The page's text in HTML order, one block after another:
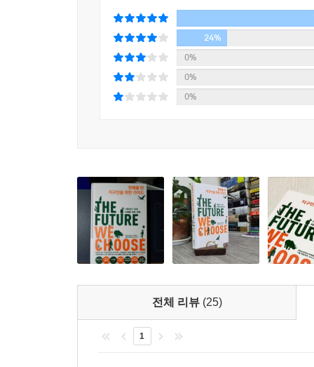
--- p.136, 「8장 우리가 해야 할 일」 중에서
하지만 패션산업은 탄소 발자국carbon footprint,
으키는 산업으로, 온실가스 배출량이 국제항공
를 차지하는 것으로 추정되며, ‘패스트 패션’의
--- p.139, 「8장 우리가 해야 할 일」 중에서
정도다. 각국 정부는 말로는 재생에너지를 지원
기 어렵다.
--- p.146, 「8장 우리가 해야 할 일」 중에서
방법은 여러 가지가 있겠지만, 항공교통은 2030
빼앗긴다는 느낌이 들기도 한다. 하지만 사실은
낭비하고 있어서 거의 누구도 행복할 수 없는 현
적을 발견함으로써 삶의 질도 더 높일 수 있다.
--- p.152, 「8장 우리가 해야 할 일」 중에서
수요를 거의 대체했다. 동해안 철도는 애틀랜타
구간에 따라서는 초고속열차를 이용하는 것이
10년에 걸쳐 경제에 활력을 불어넣은 기념비적
일자리가 창출됐다. 홍수의 영향을 받지 않도록
참여했다. 이 대규모 사업 덕분에 화석연료 산
진입한 세대에게는 신기후 경제의 혁신과 매력을
2부에서는 기후변화에 대처하기 위해 필요한 마
키우는 것이 필요한 것이다. 우선 거대한 문제 앞
과제가 놓여 있을 때 우리에게 필요한 그것은, 완
경쟁하기보다는 연대와 협력을 통해 ‘무한한 풍
부족하다는 착각이 들기 시작한다.” “부족에 대
이루어진다.” 82-83쪽), 자원을 채취해 쓰고 버리
유엔기후변화협약 사무총장(피게레스)과 그
들려주면서, 우리 인류도 기후위기를 돌파할 수
입장에 선 국가들의 의견을 조율하는 것이 불가
크리스티아나와 톰은 우리에게 희망을 준다.
- 예스페르 브로딘 (이케아 CEO)
앞으로 나아가라고 촉구하며, 어떻게 하면 차이를
- 제니퍼 모건 (그린피스 인터내셔널 CEO)
경종은 충분하다. 이 책은 당신이 깨어났을 때 무
- 윌리엄 헤이그 (전 영국 보수당 대표)
귀중한 공헌. 토론을 위해 한 걸음 더 나아가게 한
- 벤 반 뷰어든 (쉘 CEO)
모두가 이 책을 읽고 응답하기를 권한다.
- 올리버 베테 (알리안츠 CEO)
환경을 보호하는 것은 생태적일 뿐 아니라 논리적
24%
0%
0%
0%
전체 리뷰 (25)
1